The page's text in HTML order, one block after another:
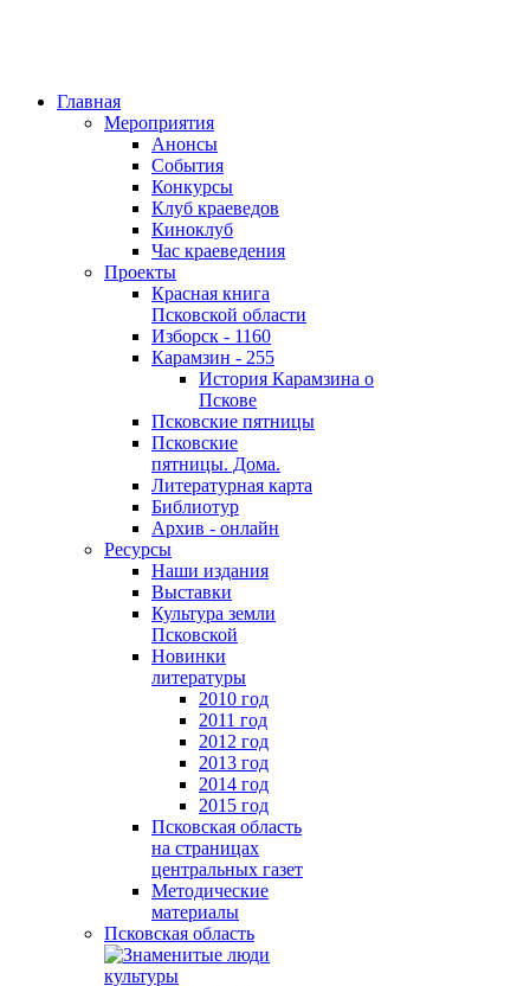
Главная
Мероприятия
Анонсы
События
Конкурсы
Клуб краеведов
Киноклуб
Час краеведения
Проекты
Красная книга
Псковской области
Изборск - 1160
Карамзин - 255
История Карамзина о
Пскове
Псковские пятницы
Псковские
пятницы. Дома.
Литературная карта
Библиотур
Архив - онлайн
Ресурсы
Наши издания
Выставки
Культура земли
Псковской
Новинки
литературы
2010 год
2011 год
2012 год
2013 год
2014 год
2015 год
Псковская область
на страницах
центральных газет
Методические
материалы
Псковская область